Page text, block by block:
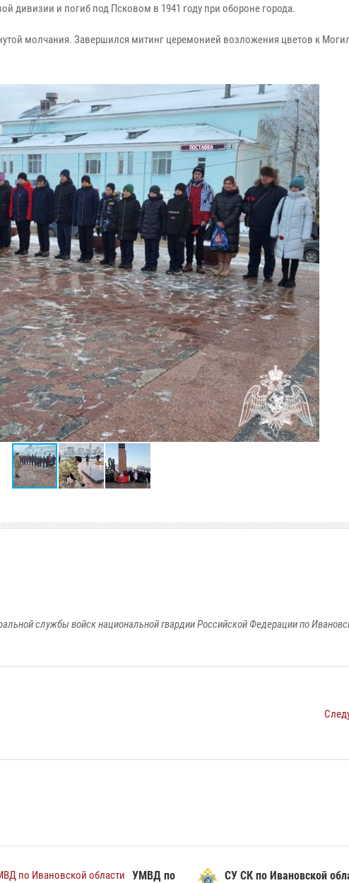
дивизии и погиб под Псковом в 1941 году при обороне города.
молчания. Завершился митинг церемонией возложения цветов к
службы войск национальной гвардии Российской Федерации по
УМВД по
СУ СК по Ивановской